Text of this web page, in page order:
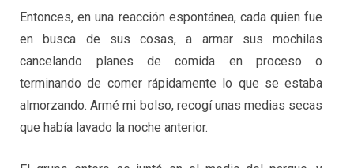
Entonces, en una reacción espontánea, cada quien fue
en busca de sus cosas, a armar sus mochilas
cancelando planes de comida en proceso o
terminando de comer rápidamente lo que se estaba
almorzando. Armé mi bolso, recogí unas medias secas
que había lavado la noche anterior.